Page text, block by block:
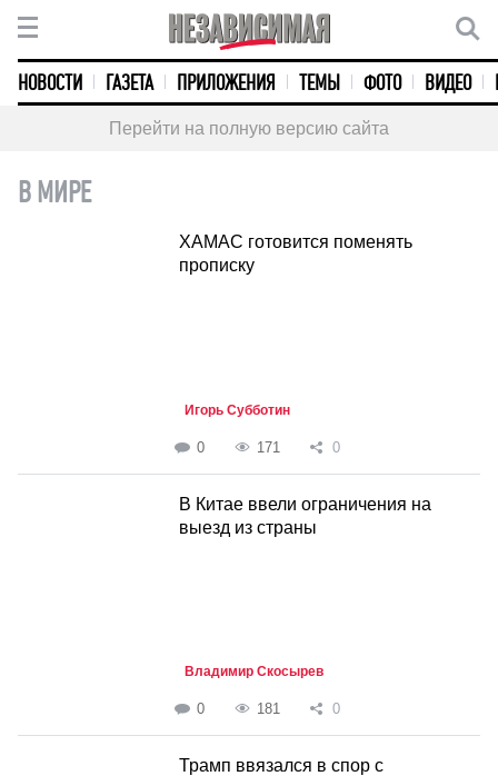
НОВОСТИ ГАЗЕТА ПРИЛОЖЕНИЯ ТЕМЫ ФОТО ВИДЕО
Перейти на полную версию сайта
В МИРЕ
ХАМАС готовится поменять
прописку
Игорь Субботин
0 171 0
В Китае ввели ограничения на
выезд из страны
Владимир Скосырев
0 181 0
Трамп ввязался в спор с